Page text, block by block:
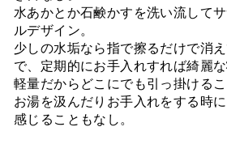
水あかとか石鹸かすを洗い流して
ルデザイン。
少しの水垢なら指で擦るだけで消
で、定期的にお手入れすれば綺麗な
軽量だからどこにでも引っ掛けるこ
お湯を汲んだりお手入れをする時
感じることもなし。